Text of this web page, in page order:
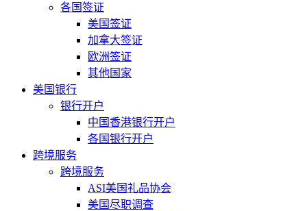
各国签证
美国签证
加拿大签证
欧洲签证
其他国家
美国银行
银行开户
中国香港银行开户
各国银行开户
跨境服务
跨境服务
ASI美国礼品协会
美国尽职调查